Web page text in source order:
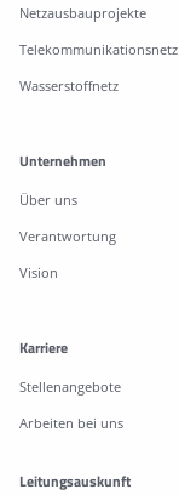
Netzausbauprojekte
Telekommunikationsnetz
Wasserstoffnetz
Unternehmen
Über uns
Verantwortung
Vision
Karriere
Stellenangebote
Arbeiten bei uns
Leitungsauskunft